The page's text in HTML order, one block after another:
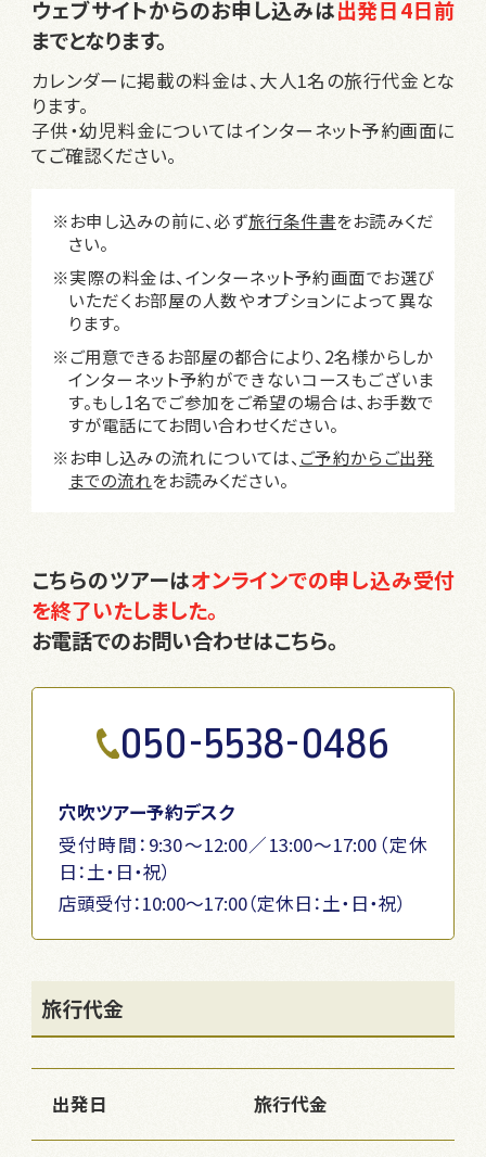
ウェブサイトからのお申し込みは出発日4日前
までとなります。
カレンダーに掲載の料金は、大人1名の旅行代金とな
ります。
子供・幼児料金についてはインターネット予約画面に
てご確認ください。
※お申し込みの前に、必ず旅行条件書をお読みくだ
さい。
※実際の料金は、インターネット予約画面でお選び
いただくお部屋の人数やオプションによって異な
ります。
※ご用意できるお部屋の都合により、2名様からしか
インターネット予約ができないコースもございま
す。もし1名でご参加をご希望の場合は、お手数で
すが電話にてお問い合わせください。
※お申し込みの流れについては、 ご予約からご出発
までの流れをお読みください。
こちらのツアーはオンラインでの申し込み受付
を終了いたしました。
お電話でのお問い合わせはこちら。
050-5538-0486
穴吹ツアー予約デスク
受付時間：9:30～12:00／13:00～17:00（定休
日：土・日・祝）
店頭受付：10:00〜17:00（定休日：土・日・祝）
旅行代金
出発日 旅行代金